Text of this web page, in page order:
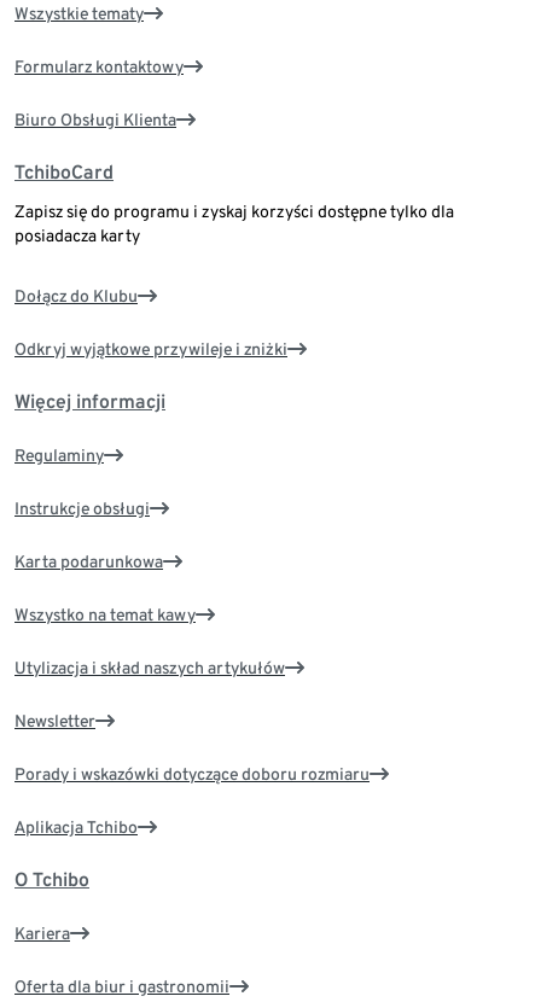
Wszystkie tematy
Formularz kontaktowy
Biuro Obsługi Klienta
TchiboCard
Zapisz się do programu i zyskaj korzyści dostępne tylko dla
posiadacza karty
Dołącz do Klubu
Odkryj wyjątkowe przywileje i zniżki
Więcej informacji
Regulaminy
Instrukcje obsługi
Karta podarunkowa
Wszystko na temat kawy
Utylizacja i skład naszych artykułów
Newsletter
Porady i wskazówki dotyczące doboru rozmiaru
Aplikacja Tchibo
O Tchibo
Kariera
Oferta dla biur i gastronomii